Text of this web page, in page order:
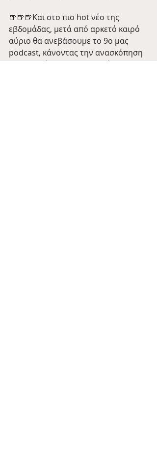
🍺🍺🍺Και στο πιο hot νέο της
εβδομάδας, μετά από αρκετό καιρό
αύριο θα ανεβάσουμε το 9ο μας
podcast, κάνοντας την ανασκόπηση
της φετινής ιδαίτερης αλλά και πολύ